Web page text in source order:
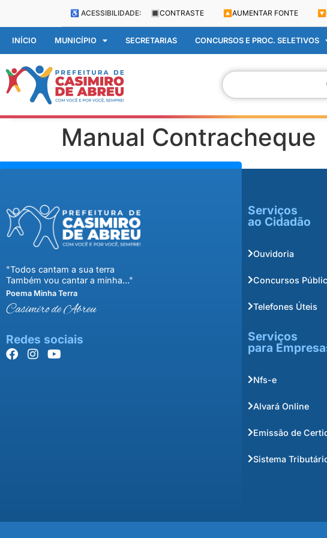
♿ ACESSIBILIDADE: 🔳 CONTRASTE 🔼 AUMENTAR FONTE 🔽
INÍCIO MUNICÍPIO SECRETARIAS CONCURSOS E PROC. SELETIVOS
Manual Contracheque
"Todos cantam a sua terra
Também vou cantar a minha..."
Poema Minha Terra
Casimiro de Abreu
Redes sociais
Serviços
ao Cidadão
Ouvidoria
Concursos
Telefones Úteis
Serviços
para
Nfs-e
Alvará Online
Emissão de
Sistema